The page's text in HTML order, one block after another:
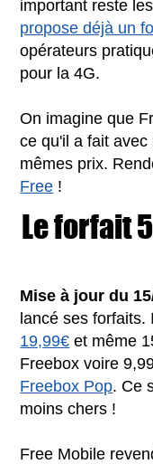
important reste
propose déjà un
opérateurs
pour la 4G.
On imagine que
ce qu'il a fait
mêmes prix.
Free !
Le forfait
Mise à jour du
lancé ses forfaits.
19,99€ et même
Freebox voire
Freebox Pop. Ce
moins chers !
Free Mobile